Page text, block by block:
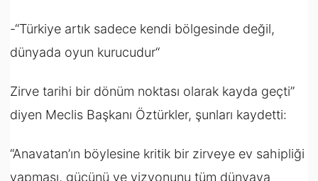
-“Türkiye artık sadece kendi bölgesinde değil,
dünyada oyun kurucudur“
Zirve tarihi bir dönüm noktası olarak kayda geçti”
diyen Meclis Başkanı Öztürkler, şunları kaydetti:
“Anavatan’ın böylesine kritik bir zirveye ev sahipliği
yapması, gücünü ve vizyonunu tüm dünyaya